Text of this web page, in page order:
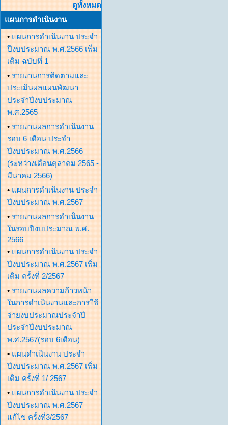
ดูทั้งหมด
แผนการดำเนินงาน
• แผนการดำเนินงาน ประจำ
ปีงบประมาณ พ.ศ.2566 เพิ่ม
เติม ฉบับที่ 1
• รายงานการติดตามและ
ประเมินผลแผนพัฒนา
ประจำปีงบประมาณ
พ.ศ.2565
• รายงานผลการดำเนินงาน
รอบ 6 เดือน ประจำ
ปีงบประมาณ พ.ศ.2566
(ระหว่างเดือนตุลาคม 2565 -
มีนาคม 2566)
• แผนการดำเนินงาน ประจำ
ปีงบประมาณ พ.ศ.2567
• รายงานผลการดำเนินงาน
ในรอบปีงบประมาณ พ.ศ.
2566
• แผนการดำเนินงาน ประจำ
ปีงบประมาณ พ.ศ.2567 เพิ่ม
เติม ครั้งที่ 2/2567
• รายงานผลความก้าวหน้า
ในการดำเนินงานและการใช้
จ่ายงบประมาณประจำปี
ประจำปีงบประมาณ
พ.ศ.2567(รอบ 6เดือน)
• แผนดำเนินงาน ประจำ
ปีงบประมาณ พ.ศ.2567 เพิ่ม
เติม ครั้งที่ 1/ 2567
• แผนการดำเนินงาน ประจำ
ปีงบประมาณ พ.ศ.2567
แก้ไข ครั้งที่3/2567